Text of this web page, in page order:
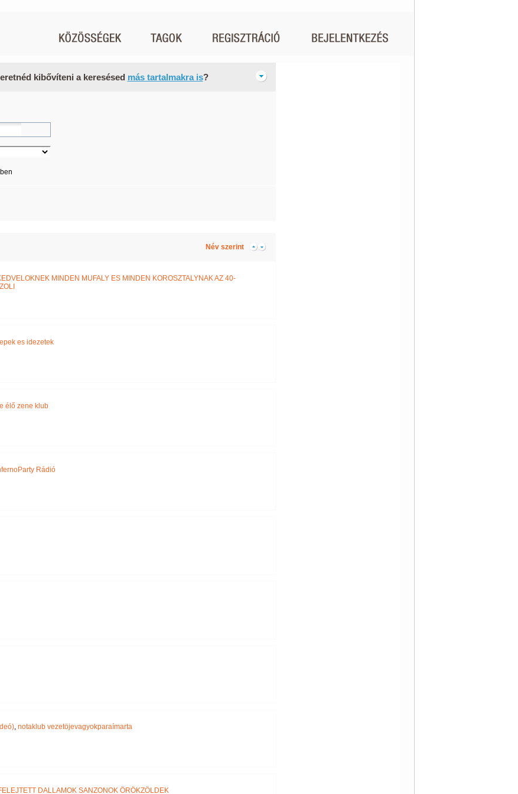
kibővíteni a keresésed más tartalmakra is?
Név szerint
MINDEN MUFALY ES MINDEN KOROSZTALYNAK AZ 40-
es idezetek
élő zene klub
Rádió
, notaklub vezetöjevagyokparaímarta
DALLAMOK SANZONOK ÖRÖKZÖLDEK